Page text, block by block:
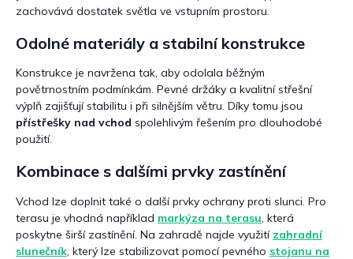
zachovává dostatek světla ve vstupním prostoru.
Odolné materiály a stabilní konstrukce
Konstrukce je navržena tak, aby odolala běžným
povětrnostním podmínkám. Pevné držáky a kvalitní střešní
výplň zajišťují stabilitu i při silnějším větru. Díky tomu jsou
přístřešky nad vchod spolehlivým řešením pro dlouhodobé
použití.
Kombinace s dalšími prvky zastínění
Vchod lze doplnit také o další prvky ochrany proti slunci. Pro
terasu je vhodná například markýza na terasu, která
poskytne širší zastínění. Na zahradě najde využití zahradní
slunečník, který lze stabilizovat pomocí pevného stojanu na